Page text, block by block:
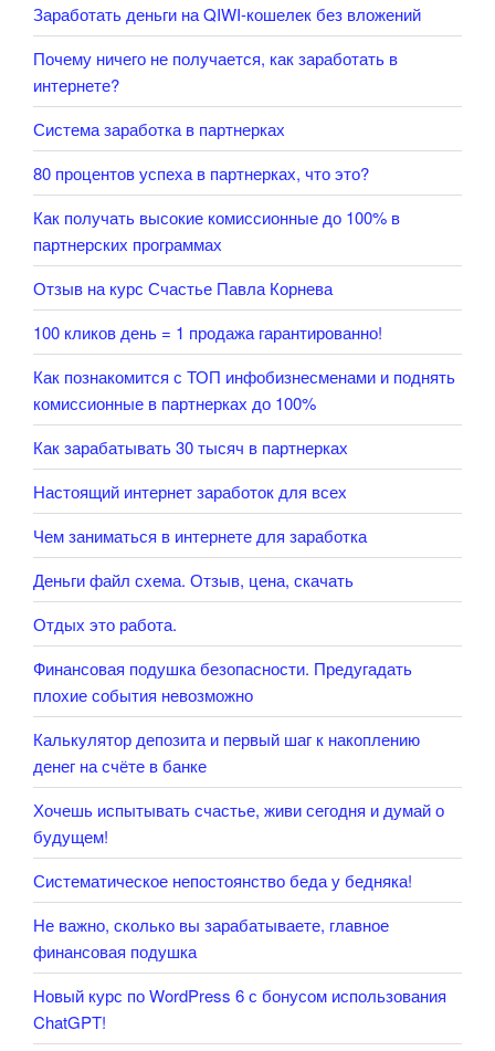
Заработать деньги на QIWI-кошелек без вложений
Почему ничего не получается, как заработать в
интернете?
Система заработка в партнерках
80 процентов успеха в партнерках, что это?
Как получать высокие комиссионные до 100% в
партнерских программах
Отзыв на курс Счастье Павла Корнева
100 кликов день = 1 продажа гарантированно!
Как познакомится с ТОП инфобизнесменами и поднять
комиссионные в партнерках до 100%
Как зарабатывать 30 тысяч в партнерках
Настоящий интернет заработок для всех
Чем заниматься в интернете для заработка
Деньги файл схема. Отзыв, цена, скачать
Отдых это работа.
Финансовая подушка безопасности. Предугадать
плохие события невозможно
Калькулятор депозита и первый шаг к накоплению
денег на счёте в банке
Хочешь испытывать счастье, живи сегодня и думай о
будущем!
Систематическое непостоянство беда у бедняка!
Не важно, сколько вы зарабатываете, главное
финансовая подушка
Новый курс по WordPress 6 с бонусом использования
ChatGPT!